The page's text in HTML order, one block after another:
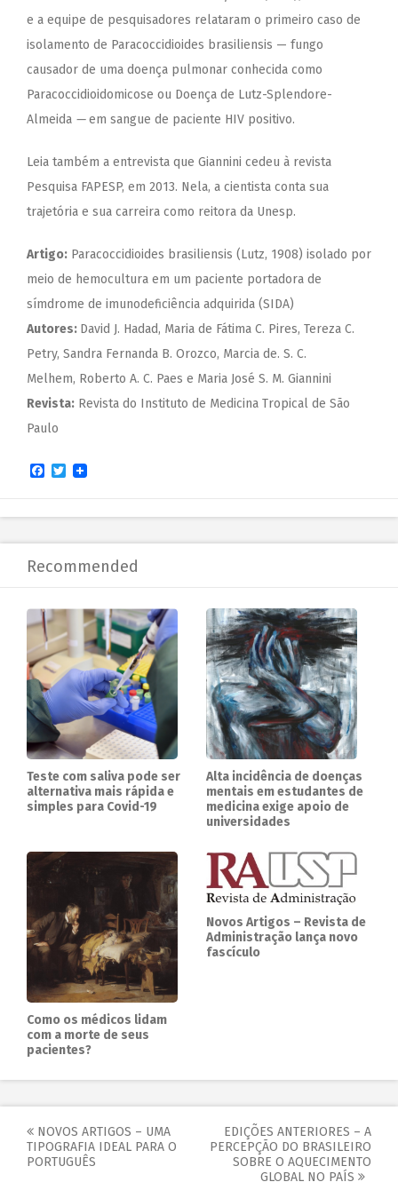
e a equipe de pesquisadores relataram o primeiro caso de
isolamento de Paracoccidioides brasiliensis — fungo
causador de uma doença pulmonar conhecida como
Paracoccidioidomicose ou Doença de Lutz-Splendore-
Almeida —em sangue de paciente HIV positivo.
Leia também a entrevista que Giannini cedeu à revista
Pesquisa FAPESP, em 2013. Nela, a cientista conta sua
trajetória e sua carreira como reitora da Unesp.
Artigo: Paracoccidioides brasiliensis (Lutz, 1908) isolado por
meio de hemocultura em um paciente portadora de
símdrome de imunodeficiência adquirida (SIDA)
Autores: David J. Hadad, Maria de Fátima C. Pires, Tereza C.
Petry, Sandra Fernanda B. Orozco, Marcia de. S. C.
Melhem, Roberto A. C. Paes e Maria José S. M. Giannini
Revista: Revista do Instituto de Medicina Tropical de São
Paulo
Facebook
Twitter
Recommended
Teste com saliva pode ser
alternativa mais rápida e
simples para Covid-19
Alta incidência de doenças
mentais em estudantes de
medicina exige apoio de
universidades
Como os médicos lidam
com a morte de seus
pacientes?
Novos Artigos – Revista de
Administração lança novo
fascículo
NOVOS ARTIGOS – UMA
TIPOGRAFIA IDEAL PARA O
PORTUGUÊS
EDIÇÕES ANTERIORES – A
PERCEPÇÃO DO BRASILEIRO
SOBRE O AQUECIMENTO
GLOBAL NO PAÍS